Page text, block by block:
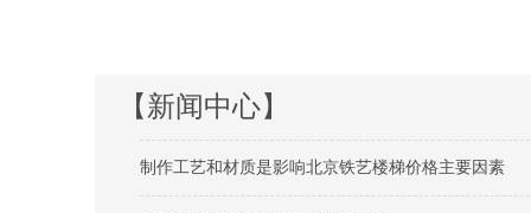
【新闻中心】
制作工艺和材质是影响北京铁艺楼梯价格主要因素